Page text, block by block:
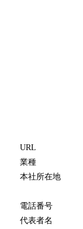
URL
業種
本社所在地
電話番号
代表者名